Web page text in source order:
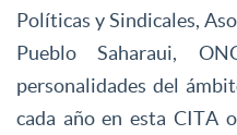
Políticas y Sindicales,
Pueblo Saharaui,
personalidades del
cada año en esta CITA